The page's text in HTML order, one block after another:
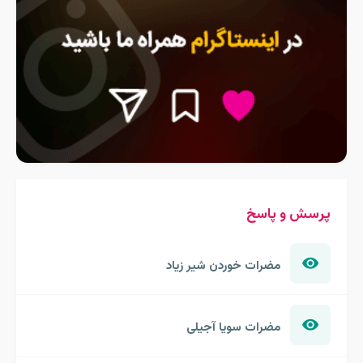
پرسش و پاسخ
مضرات خوردن شیر زیاد
مضرات سویا آجیلی